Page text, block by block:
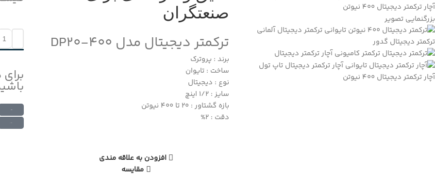
بزرگنمایی تصویر
صنعتگران
ترکمتر دیجیتال مدل DP20-400
برند : پروترک
ساخت : تایوان
نوع : دیجیتال
سایز : 1/2 اینچ
بازه گشتاور : 20 تا 400 نیوتن
دقت : 2%
افزودن به علاقه مندی
مقایسه